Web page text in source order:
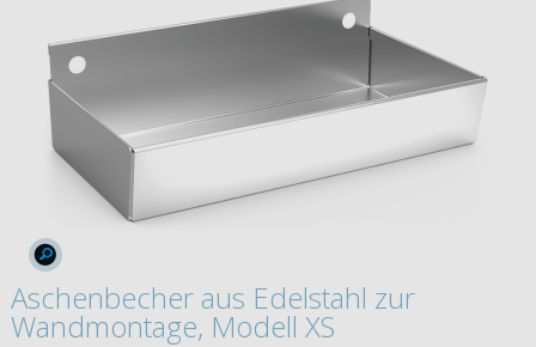
Aschenbecher aus Edelstahl zur
Wandmontage, Modell XS